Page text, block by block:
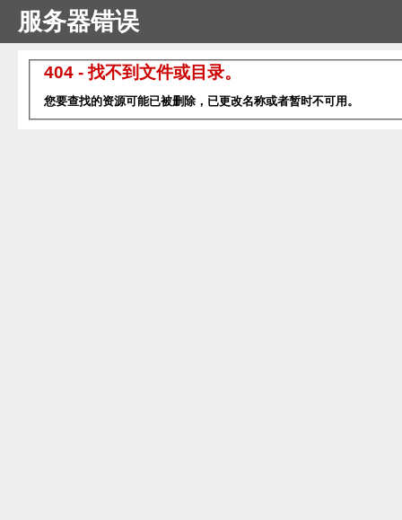
服务器错误
404 - 找不到文件或目录。
您要查找的资源可能已被删除，已更改名称或者暂时不可用。